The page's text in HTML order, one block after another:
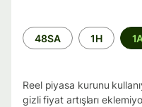
Zaman
aralığı
48SA 1H
Reel piyasa kurunu
gizli fiyat artışları